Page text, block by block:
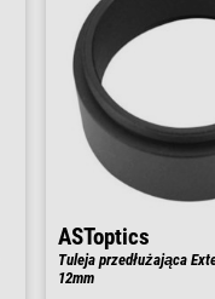
ASToptics
Tuleja przedłużająca
12mm